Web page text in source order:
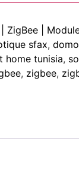
ZigBee |
sfax,
home tunisia,
, zigbee,